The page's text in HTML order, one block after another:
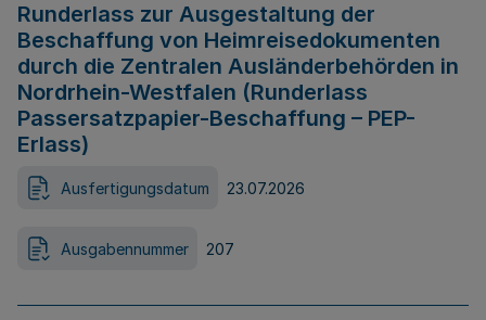
Runderlass zur Ausgestaltung der
Beschaffung von Heimreisedokumenten
durch die Zentralen Ausländerbehörden in
Nordrhein-Westfalen (Runderlass
Passersatzpapier-Beschaffung – PEP-
Erlass)
Ausfertigungsdatum 23.07.2026
Ausgabennummer 207